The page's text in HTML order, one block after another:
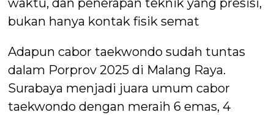
waktu, dan penerapan teknik yang presisi,
bukan hanya kontak fisik semat
Adapun cabor taekwondo sudah tuntas
dalam Porprov 2025 di Malang Raya.
Surabaya menjadi juara umum cabor
taekwondo dengan meraih 6 emas, 4